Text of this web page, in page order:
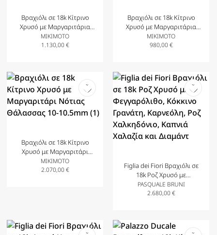
Βραχιόλι σε 18k Κίτρινο
Χρυσό με Μαργαριτάρια
5.50-5.75(2) 6.00-6.25(3)
MIKIMOTO
1.130,00€
Βραχιόλι σε 18k Κίτρινο
Χρυσό με Μαργαριτάρια
5.5mm(1) 4.5mm(3) και
Διαμάντια.
MIKIMOTO
980,00€
Βραχιόλι σε 18k Κίτρινο
Χρυσό με Μαργαριτάρι
Νότιας Θάλασσας 10-
10.5mm (1)
MIKIMOTO
2.070,00€
Figlia dei Fiori Βραχιόλι σε
18k Ροζ Χρυσό με
Φεγγαρόλιθο, Κόκκινο
Γρανάτη, Καρνεόλη, Ροζ
PASQUALE BRUNI
2.680,00€